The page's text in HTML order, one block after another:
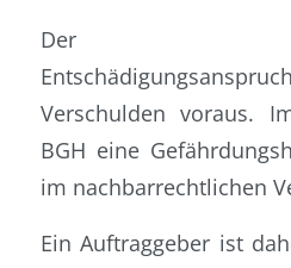
Der
Verschulden voraus.
BGH eine
im nachbarrechtlichen
Ein Auftraggeber ist